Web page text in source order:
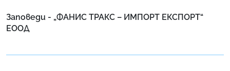
Заповеди - „ФАНИС ТРАКС – ИМПОРТ ЕКСПОРТ“
ЕООД